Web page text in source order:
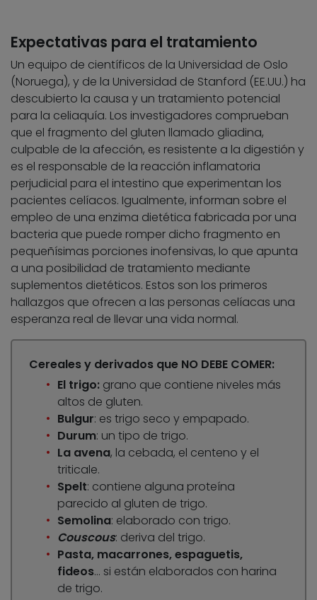
Expectativas para el tratamiento
Un equipo de científicos de la Universidad de Oslo
(Noruega), y de la Universidad de Stanford (EE.UU.) ha
descubierto la causa y un tratamiento potencial
para la celiaquía. Los investigadores comprueban
que el fragmento del gluten llamado gliadina,
culpable de la afección, es resistente a la digestión y
es el responsable de la reacción inflamatoria
perjudicial para el intestino que experimentan los
pacientes celíacos. Igualmente, informan sobre el
empleo de una enzima dietética fabricada por una
bacteria que puede romper dicho fragmento en
pequeñísimas porciones inofensivas, lo que apunta
a una posibilidad de tratamiento mediante
suplementos dietéticos. Estos son los primeros
hallazgos que ofrecen a las personas celíacas una
esperanza real de llevar una vida normal.
Cereales y derivados que NO DEBE COMER:
El trigo: grano que contiene niveles más
altos de gluten.
Bulgur: es trigo seco y empapado.
Durum: un tipo de trigo.
La avena, la cebada, el centeno y el
triticale.
Spelt: contiene alguna proteína
parecido al gluten de trigo.
Semolina: elaborado con trigo.
Couscous: deriva del trigo.
Pasta, macarrones, espaguetis,
fideos… si están elaborados con harina
de trigo.